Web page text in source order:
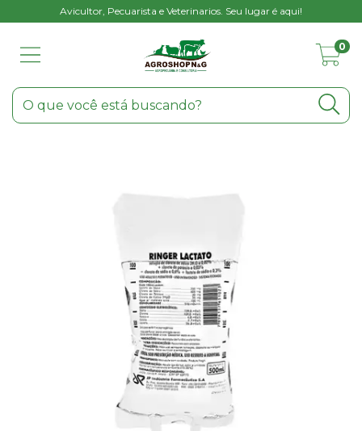
Avicultor, Pecuarista e Veterinarios. Seu lugar é aqui!
0